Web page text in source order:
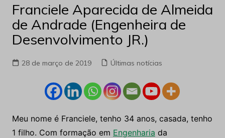
Franciele Aparecida de Almeida
de Andrade (Engenheira de
Desenvolvimento JR.)
28 de março de 2019 Últimas notícias
Meu nome é Franciele, tenho 34 anos, casada, tenho
1 filho. Com formação em Engenharia da